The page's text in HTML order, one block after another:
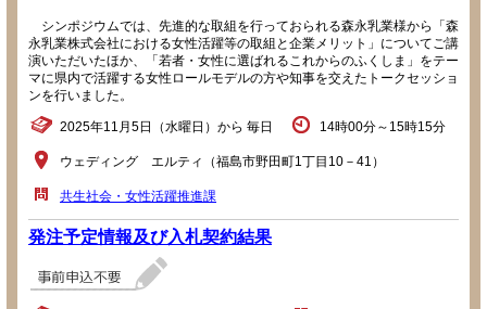
シンポジウムでは、先進的な取組を行っておられる森永乳業様から「森
永乳業株式会社における女性活躍等の取組と企業メリット」についてご講
演いただいたほか、「若者・女性に選ばれるこれからのふくしま」をテー
マに県内で活躍する女性ロールモデルの方や知事を交えたトークセッショ
ンを行いました。
2025年11月5日（水曜日）から 毎日 14時00分～15時15分
ウェディング エルティ（福島市野田町1丁目10－41）
共生社会・女性活躍推進課
発注予定情報及び入札契約結果